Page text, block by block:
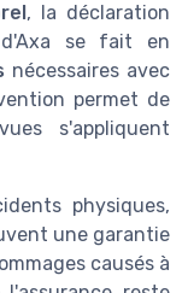
, la déclaration
se fait en
nécessaires avec
permet de
s'appliquent
physiques,
une garantie
causés à